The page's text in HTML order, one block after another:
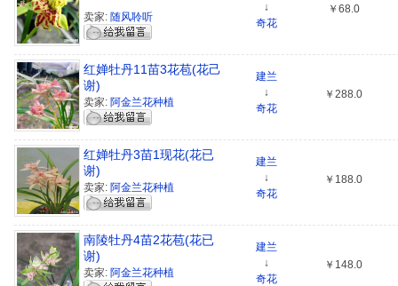
卖家: 随风聆听
↓
奇花
￥68.0
红婵牡丹11苗3花苞(花己
谢)
卖家: 阿金兰花种植
建兰
↓
奇花
￥288.0
红婵牡丹3苗1现花(花已
谢)
卖家: 阿金兰花种植
建兰
↓
奇花
￥188.0
南陵牡丹4苗2花苞(花已
谢)
卖家: 阿金兰花种植
建兰
↓
奇花
￥148.0